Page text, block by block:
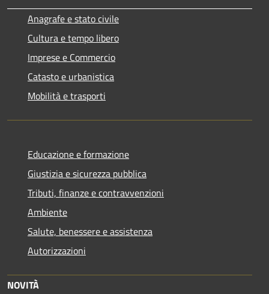
Anagrafe e stato civile
Cultura e tempo libero
Imprese e Commercio
Catasto e urbanistica
Mobilità e trasporti
Educazione e formazione
Giustizia e sicurezza pubblica
Tributi, finanze e contravvenzioni
Ambiente
Salute, benessere e assistenza
Autorizzazioni
NOVITÀ